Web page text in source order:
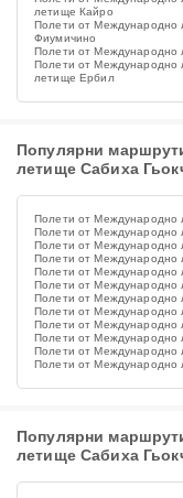
летище Кайро
Полети от Международно
Фиумичино
Полети от Международно
Полети от Международно
летище Ербил
Популярни
летище Сабиха
Полети от Международно
Полети от Международно
Полети от Международно
Полети от Международно
Полети от Международно
Полети от Международно
Полети от Международно
Полети от Международно
Полети от Международно
Полети от Международно
Полети от Международно
Полети от Международно
Популярни
летище Сабиха